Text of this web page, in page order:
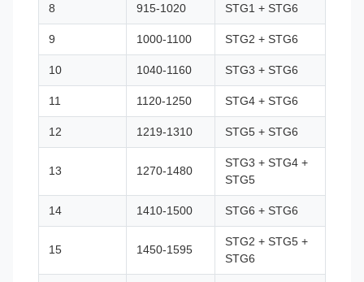
8 915-1020 STG1 + STG6
9 1000-1100 STG2 + STG6
10 1040-1160 STG3 + STG6
11 1120-1250 STG4 + STG6
12 1219-1310 STG5 + STG6
13 1270-1480
STG3 + STG4 +
STG5
14 1410-1500 STG6 + STG6
15 1450-1595
STG2 + STG5 +
STG6